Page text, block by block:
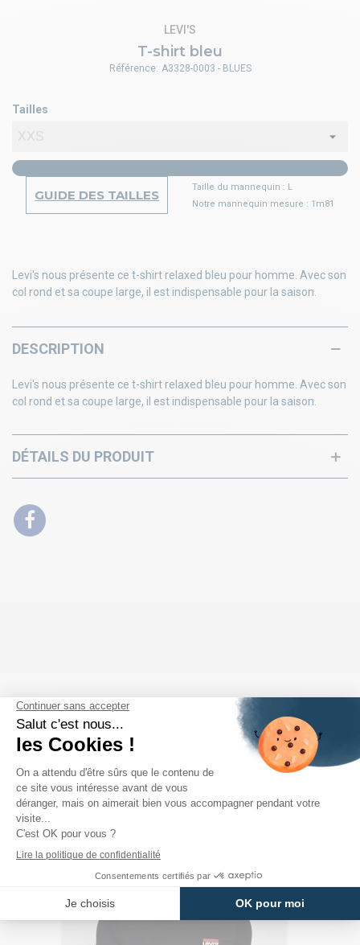
T-shirt bleu
LEVI'S
Levi's nous présente ce t-shirt relaxed bleu pour homme. Avec son
col rond et sa coupe large, il est indispensable pour la saison.
Tailles
GUIDE DES TAILLES
Taille du mannequin : L
Notre mannequin mesure : 1m81
Référence: A3328-0003 - BLUES
DESCRIPTION
Levi's nous présente ce t-shirt relaxed bleu pour homme. Avec son
col rond et sa coupe large, il est indispensable pour la saison.
DÉTAILS DU PRODUIT
PRODUITS DE LA MÊME CATÉGORIE